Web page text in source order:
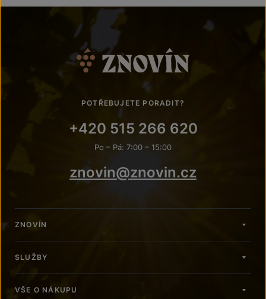
POTŘEBUJETE PORADIT?
+420 515 266 620
Po – Pá: 7:00 – 15:00
znovin@znovin.cz
ZNOVÍN
SLUŽBY
VŠE O NÁKUPU